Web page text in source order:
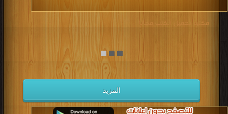
مكتبة تحميل الكتب مجانا
المزيد